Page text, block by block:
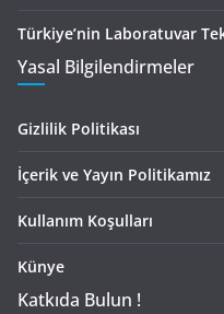
Türkiye’nin Laboratuvar
Yasal Bilgilendirmeler
Gizlilik Politikası
İçerik ve Yayın Politikamız
Kullanım Koşulları
Künye
Katkıda Bulun !